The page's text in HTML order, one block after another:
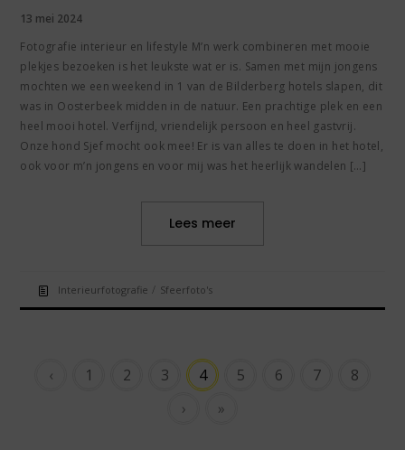
13 mei 2024
Fotografie interieur en lifestyle M’n werk combineren met mooie
plekjes bezoeken is het leukste wat er is. Samen met mijn jongens
mochten we een weekend in 1 van de Bilderberg hotels slapen, dit
was in Oosterbeek midden in de natuur. Een prachtige plek en een
heel mooi hotel. Verfijnd, vriendelijk persoon en heel gastvrij.
Onze hond Sjef mocht ook mee! Er is van alles te doen in het hotel,
ook voor m’n jongens en voor mij was het heerlijk wandelen […]
Lees meer
Interieurfotografie / Sfeerfoto's
‹ 1 2 3 4 5 6 7
8
›
»